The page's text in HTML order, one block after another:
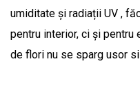
umiditate și radiații UV ,
pentru interior, ci și pentru
de flori nu se sparg usor